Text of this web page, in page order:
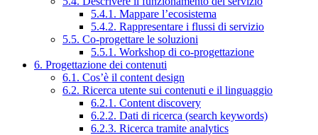
5.4.1. Mappare l’ecosistema
5.4.2. Rappresentare i flussi di servizio
5.5. Co-progettare le soluzioni
5.5.1. Workshop di co-progettazione
6. Progettazione dei contenuti
6.1. Cos’è il content design
6.2. Ricerca utente sui contenuti e il linguaggio
6.2.1. Content discovery
6.2.2. Dati di ricerca (search keywords)
6.2.3. Ricerca tramite analytics